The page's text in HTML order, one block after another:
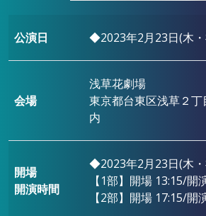
公演日 ◆2023年2月23日(木
会場
浅草花劇場
東京都台東区浅草２
内
開場
開演時間
◆2023年2月23日(木
【1部】開場 13:15/開
【2部】開場 17:15/開